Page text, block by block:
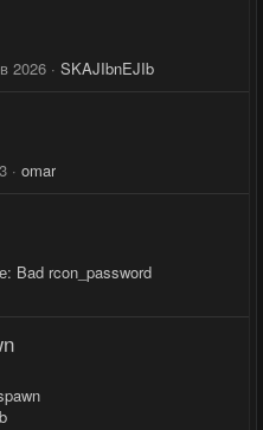
2026 SKAJIbnEJIb
omar
Bad rcon_password